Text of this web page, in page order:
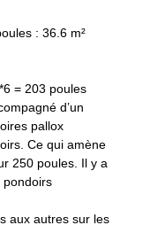
: 36.6 m²
= 203 poules
d’un
pallox
Ce qui amène
250 poules. Il y a
pondoirs
aux autres sur les